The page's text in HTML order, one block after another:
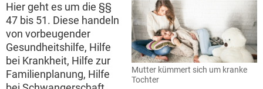
Mutter kümmert sich um kranke
Tochter
Hier geht es um die §§
47 bis 51. Diese handeln
von vorbeugender
Gesundheitshilfe, Hilfe
bei Krankheit, Hilfe zur
Familienplanung, Hilfe